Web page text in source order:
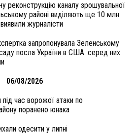
реконструкцію каналу зрошувальної
районі виділяють ще 10 млн
журналісти
запропонувала Зеленському
посла України в США: серед них
06/08/2026
під час ворожої атаки по
поранено юнака
одесити у липні